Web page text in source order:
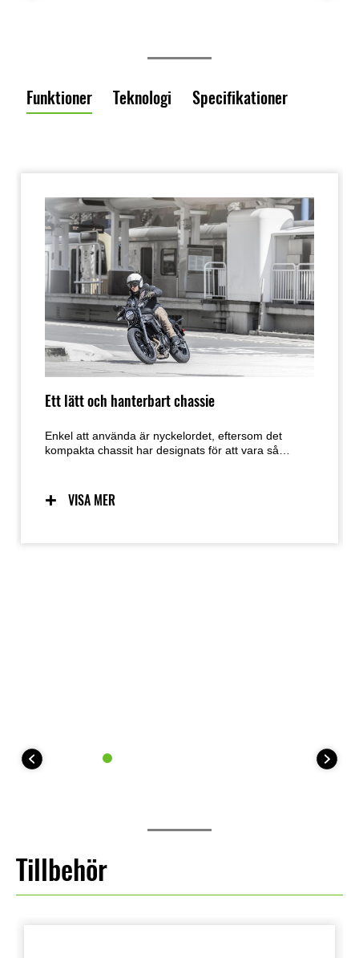
Funktioner Teknologi Specifikationer
Ett lätt och hanterbart chassie
Enkel att använda är nyckelordet, eftersom det
kompakta chassit har designats för att vara så
manövrerbarhet och masscentralisering i åtanke ger
en utmärkt känsla och självförtroende för ett brett
VISA MER
Tillbehör